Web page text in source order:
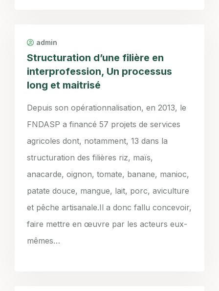
admin
Structuration d’une filière en
interprofession, Un processus
long et maitrisé
Depuis son opérationnalisation, en 2013, le
FNDASP a financé 57 projets de services
agricoles dont, notamment, 13 dans la
structuration des filières riz, maïs,
anacarde, oignon, tomate, banane, manioc,
patate douce, mangue, lait, porc, aviculture
et pêche artisanale.Il a donc fallu concevoir,
faire mettre en œuvre par les acteurs eux-
mêmes…